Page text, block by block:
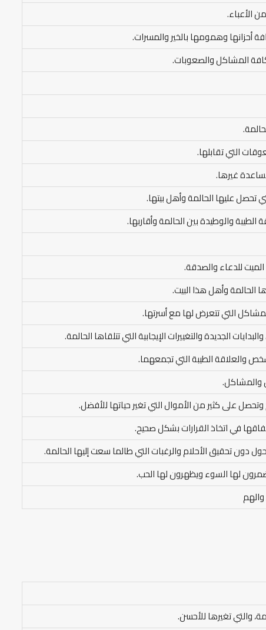
الأعباء.
أحزانها وهمومها بالخير والمسرات.
المشاكل والصعوبات.
التي تقابلها.
غيرها.
تحصل عليها الحالمة وأهل بيتها.
الطيبة والوطيدة بين الحالمة وأقاربها.
للدعاء والصدقة.
الحالمة وأهل هذا البيت.
التي تتعرض لها مع أسرتها.
الجديدة والتغييرات الإيجابية التي تتلقاها الحالمة.
والعلاقة الطيبة التي تجمعهما.
والمشاكل.
على كثير من الأموال التي تغير حياتها للأفضل.
في اتخاذ القرارات بشكل صحيح.
دون تحقيق الأحلام والرغبات التي طالما سعت إليها الحالمة.
لها السوء ويظهرون لها الحب.
والتي تغيرها للأحسن.